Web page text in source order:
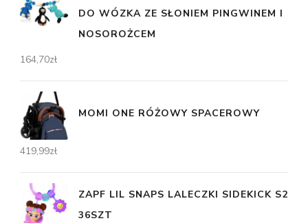
DO WÓZKA ZE SŁONIEM PINGWINEM I
NOSOROŻCEM
164,70zł
MOMI ONE RÓŻOWY SPACEROWY
419,99zł
ZAPF LIL SNAPS LALECZKI SIDEKICK S2
36SZT